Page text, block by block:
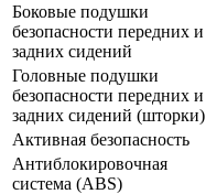
Боковые подушки
безопасности передних и
задних сидений
Головные подушки
безопасности передних и
задних сидений (шторки)
Активная безопасность
Антиблокировочная
система (ABS)